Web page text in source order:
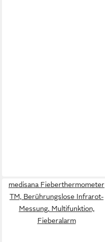
medisana Fieberthermometer
TM, Berührungslose Infrarot-
Messung, Multifunktion,
Fieberalarm